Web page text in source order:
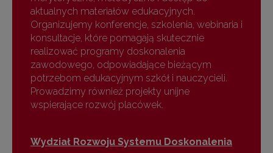
aktualnych materiałów edukacyjnych.
Organizujemy konferencje, szkolenia, webinaria i
konsultacje, które pomagają skutecznie
realizować programy doskonalenia
zawodowego, odpowiadające bieżącym
potrzebom edukacyjnym szkół i nauczycieli.
Prowadzimy również projekty unijne
wspierające rozwój placówek.
Wydział Rozwoju Systemu Doskonalenia